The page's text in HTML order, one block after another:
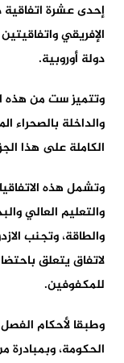
إحدى عشرة اتفاقية
الإفريقي
دولة أوروبية.
وتتميز ست من هذه
والداخلة بالصحراء
الكاملة على هذا
وتشمل هذه
والتعليم العالي
والطاقة، وتجنب
لاتفاق يتعلق
للمكفوفين.
الحكومة، وبمبادرة